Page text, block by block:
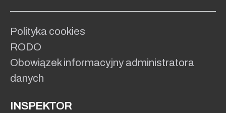
Polityka cookies
RODO
Obowiązek informacyjny administratora
danych
INSPEKTOR